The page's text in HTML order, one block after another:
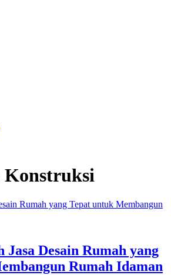
Konstruksi
Desain Rumah yang
Rumah Idaman